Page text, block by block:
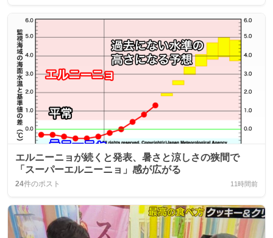
エルニーニョが続くと発表、暑さと涼しさの狭間で
「スーパーエルニーニョ」感が広がる
24件のポスト 11時間前